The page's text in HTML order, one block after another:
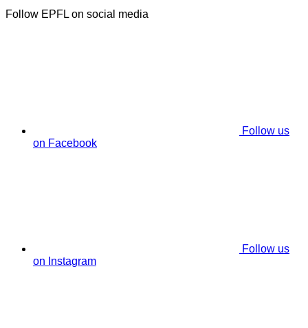
Follow EPFL on social media
Follow us
on Facebook
Follow us
on Instagram